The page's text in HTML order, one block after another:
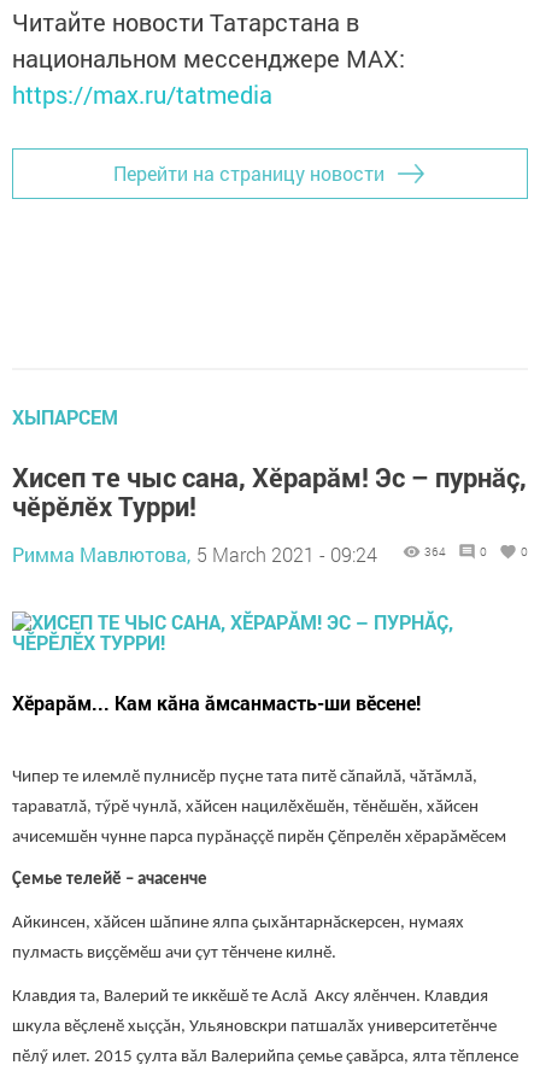
Читайте новости Татарстана в
национальном мессенджере MАХ:
https://max.ru/tatmedia
Перейти на страницу новости
ХЫПАРСЕМ
Хисеп те чыс сана, Хĕрарăм! Эс – пурнăç,
чĕрĕлĕх Турри!
Римма Мавлютова, 5 March 2021 - 09:24 364 0 0
Хӗрарӑм... Кам кăна ăмсанмасть-ши вӗсене!
Чипер те илемлӗ пулнисӗр пуçне тата питӗ сӑпайлӑ, чӑтӑмлӑ,
тараватлӑ, тӳрӗ чунлӑ, хӑйсен нацилӗхӗшӗн, тӗнӗшӗн, хӑйсен
ачисемшӗн чунне парса пурăнаççӗ пирӗн Çӗпрелӗн хӗрарăмӗсем
Çемье телейӗ – ачасенче
Айкинсен, хӑйсен шӑпине ялпа ҫыхӑнтарнӑскерсен, нумаях
пулмасть виҫҫӗмӗш ачи çут тӗнчене килнӗ.
Клавдия та, Валерий те иккӗшӗ те Аслă Аксу ялӗнчен. Клавдия
шкула вӗçленӗ хыççăн, Ульяновскри патшалӑх университетӗнче
пӗлӳ илет. 2015 ҫулта вăл Валерийпа çемье çавăрса, ялта тӗпленсе